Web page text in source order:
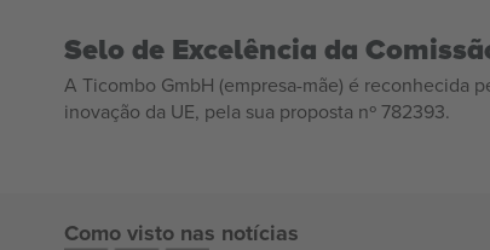
Selo de Excelência da
A Ticombo GmbH (empresa-mãe) é reconhecida
inovação da UE, pela sua proposta nº 782393.
Como visto nas notícias